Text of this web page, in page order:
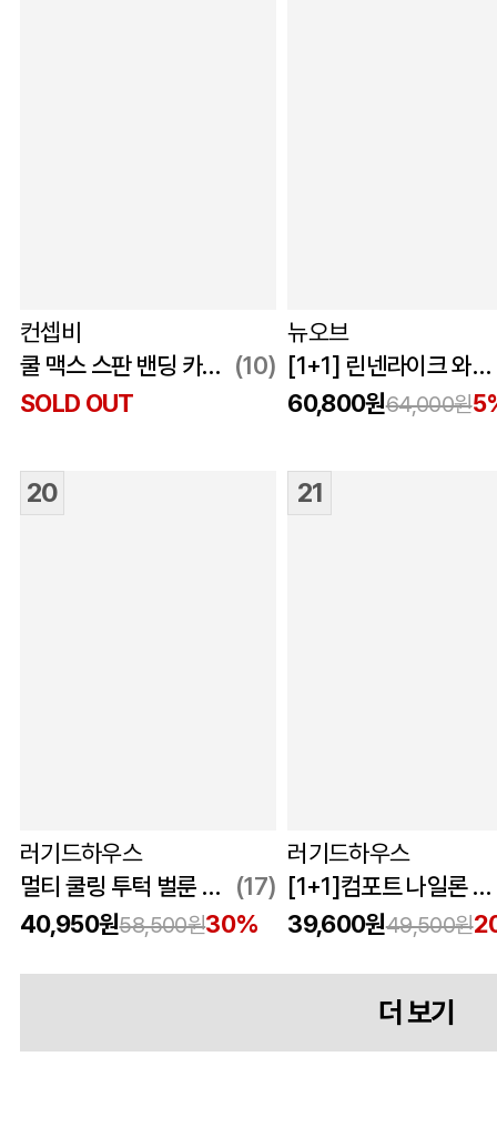
컨셉비
쿨 맥스 스판 밴딩 카고 팬츠 네이비 (10)
SOLD OUT
뉴오브
[1+1] 린넨라이크 와이드 팬츠
60,800원64,000원
20
러기드하우스
멀티 쿨링 투턱 벌룬 밴딩 팬츠 그레이쉬베이지
(17)
40,950원58,500원30%
21
러기드하우스
[1+1]컴포트 나일론 이지 밴딩 쇼츠
39,600원49,500원
더 보기